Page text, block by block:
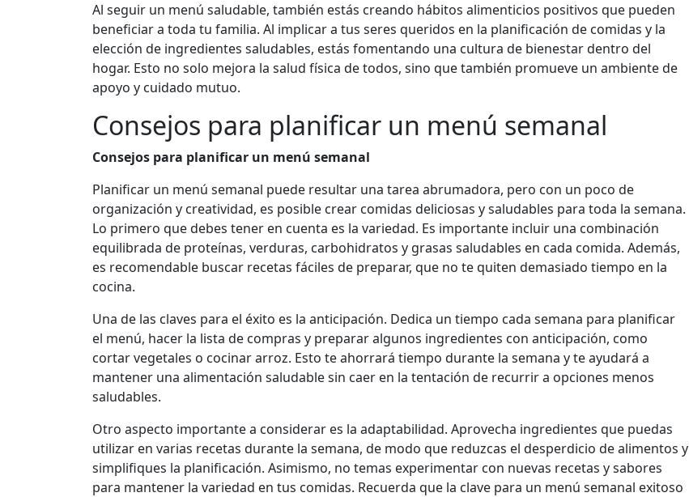
Al seguir un menú saludable, también estás creando hábitos alimenticios positivos que pueden
beneficiar a toda tu familia. Al implicar a tus seres queridos en la planificación de comidas y la
elección de ingredientes saludables, estás fomentando una cultura de bienestar dentro del
hogar. Esto no solo mejora la salud física de todos, sino que también promueve un ambiente de
apoyo y cuidado mutuo.
Consejos para planificar un menú semanal
Consejos para planificar un menú semanal
Planificar un menú semanal puede resultar una tarea abrumadora, pero con un poco de
organización y creatividad, es posible crear comidas deliciosas y saludables para toda la semana.
Lo primero que debes tener en cuenta es la variedad. Es importante incluir una combinación
equilibrada de proteínas, verduras, carbohidratos y grasas saludables en cada comida. Además,
es recomendable buscar recetas fáciles de preparar, que no te quiten demasiado tiempo en la
cocina.
Una de las claves para el éxito es la anticipación. Dedica un tiempo cada semana para planificar
el menú, hacer la lista de compras y preparar algunos ingredientes con anticipación, como
cortar vegetales o cocinar arroz. Esto te ahorrará tiempo durante la semana y te ayudará a
mantener una alimentación saludable sin caer en la tentación de recurrir a opciones menos
saludables.
Otro aspecto importante a considerar es la adaptabilidad. Aprovecha ingredientes que puedas
utilizar en varias recetas durante la semana, de modo que reduzcas el desperdicio de alimentos y
simplifiques la planificación. Asimismo, no temas experimentar con nuevas recetas y sabores
para mantener la variedad en tus comidas. Recuerda que la clave para un menú semanal exitoso